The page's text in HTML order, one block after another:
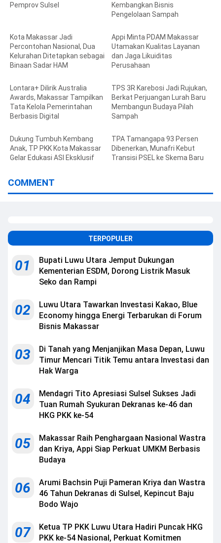
Pemprov Sulsel
Kembangkan Bisnis
Pengelolaan Sampah
Kota Makassar Jadi
Percontohan Nasional, Dua
Kelurahan Ditetapkan sebagai
Binaan Sadar HAM
Appi Minta PDAM Makassar
Utamakan Kualitas Layanan
dan Jaga Likuiditas
Perusahaan
Lontara+ Dilirik Australia
Awards, Makassar Tampilkan
Tata Kelola Pemerintahan
Berbasis Digital
TPS 3R Karebosi Jadi Rujukan,
Berkat Perjuangan Lurah Baru
Membangun Budaya Pilah
Sampah
Dukung Tumbuh Kembang
Anak, TP PKK Kota Makassar
Gelar Edukasi ASI Eksklusif
TPA Tamangapa 93 Persen
Dibenerkan, Munafri Kebut
Transisi PSEL ke Skema Baru
COMMENT
TERPOPULER
01
Bupati Luwu Utara Jemput Dukungan
Kementerian ESDM, Dorong Listrik Masuk
Seko dan Rampi
02
Luwu Utara Tawarkan Investasi Kakao, Blue
Economy hingga Energi Terbarukan di Forum
Bisnis Makassar
03
Di Tanah yang Menjanjikan Masa Depan, Luwu
Timur Mencari Titik Temu antara Investasi dan
Hak Warga
04
Mendagri Tito Apresiasi Sulsel Sukses Jadi
Tuan Rumah Syukuran Dekranas ke-46 dan
HKG PKK ke-54
05
Makassar Raih Penghargaan Nasional Wastra
dan Kriya, Appi Siap Perkuat UMKM Berbasis
Budaya
06
Arumi Bachsin Puji Pameran Kriya dan Wastra
46 Tahun Dekranas di Sulsel, Kepincut Baju
Bodo Wajo
07
Ketua TP PKK Luwu Utara Hadiri Puncak HKG
PKK ke-54 Nasional, Perkuat Komitmen